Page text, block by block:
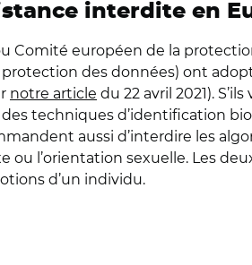
interdite en
Comité européen de la
des données) ont
notre article du 22 avril 2021).
techniques d’identification
aussi d’interdire les
ou l’orientation sexuelle. Les
d’un individu.